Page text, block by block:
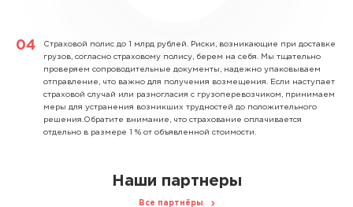
Страховой полис до 1 млрд рублей. Риски, возникающие при доставке
грузов, согласно страховому полису, берем на себя. Мы тщательно
проверяем сопроводительные документы, надежно упаковываем
отправление, что важно для получения возмещения. Если наступает
страховой случай или разногласия с грузоперевозчиком, принимаем
меры для устранения возникших трудностей до положительного
решения.Обратите внимание, что страхование оплачивается
отдельно в размере 1 % от объявленной стоимости.
Наши партнеры
Все партнёры